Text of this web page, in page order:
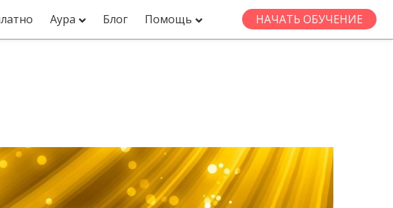
Аура Блог Помощь НАЧАТЬ ОБУЧЕНИЕ